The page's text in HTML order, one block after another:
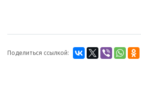
Поделиться ссылкой: